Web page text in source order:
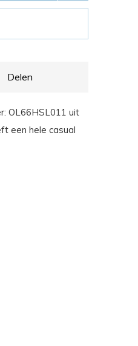
Delen
OL66HSL011 uit
een hele casual